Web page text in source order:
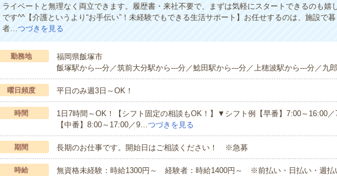
ライベートと無理なく両立できます。履歴書・来社不要で、まずは気軽にスタートできるのも嬉
です^^【介護というより“お手伝い”！未経験でもできる生活サポート】お任せするのは、施設で
者…つづきを見る
勤務地
福岡県飯塚市
飯塚駅から---分／筑前大分駅から---分／鯰田駅から---分／上穂波駅から---分／九
曜日頻度 平日のみ週3日～OK！
時間
1日7時間～OK！【シフト固定の相談もOK！】▼シフト例【早番】7:00～16:00／
【中番】8:00～17:00／9…つづきを見る
期間 長期のお仕事です。開始日はご相談ください！ ※急募
時給 無資格未経験：時給1300円～ 経験者：時給1400円～ ※前払い・日払い・週払